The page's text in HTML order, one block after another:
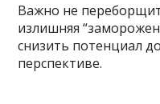
Важно не
излишняя
снизить потенциал
перспективе.